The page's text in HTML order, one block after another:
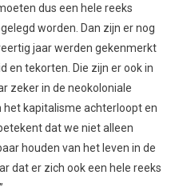
dus een hele reeks
worden. Dan zijn er nog
jaar werden gekenmerkt
en tekorten. Die zijn er ook in
zeker in de neokoloniale
het kapitalisme achterloopt en
dat we niet alleen
houden van het leven in de
dat er zich ook een hele reeks